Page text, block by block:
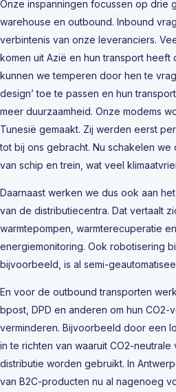
Onze inspanningen focussen op drie
warehouse en outbound. Inbound
verbintenis van onze leveranciers.
komen uit Azië en hun transport heeft
kunnen we temperen door hen te
design’ toe te passen en hun
meer duurzaamheid. Onze modems
Tunesië gemaakt. Zij werden eerst
tot bij ons gebracht. Nu schakelen
van schip en trein, wat veel
Daarnaast werken we dus ook aan
van de distributiecentra. Dat vertaalt
warmtepompen, warmterecuperatie
energiemonitoring. Ook robotisering
bijvoorbeeld, is al semi-
En voor de outbound transporten
bpost, DPD en anderen om hun CO2-
verminderen. Bijvoorbeeld door een
in te richten van waaruit CO2-
distributie worden gebruikt. In
van B2C-producten nu al nagenoeg